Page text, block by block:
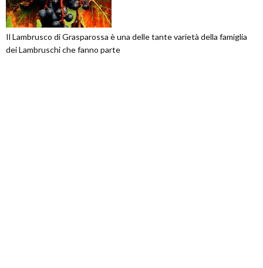
Il Lambrusco di Grasparossa è una delle tante varietà della famiglia
dei Lambruschi che fanno parte